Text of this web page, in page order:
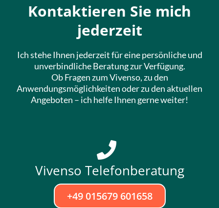
Kontaktieren Sie mich
jederzeit
Ich stehe Ihnen jederzeit für eine persönliche und
unverbindliche Beratung zur Verfügung.
Ob Fragen zum Vivenso, zu den
Anwendungsmöglichkeiten oder zu den aktuellen
Angeboten – ich helfe Ihnen gerne weiter!
Vivenso Telefonberatung
+49 015679 601658